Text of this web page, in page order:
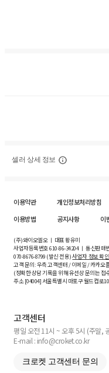
셀러 상세 정보
이용약관 개인정보처리방침
이용방법
공지사항 이
(주)와이오엘오 ㅣ 대표 황유미
사업자등록번호610-86-34204ㅣ 통신판매
070-8676-8799 (발신 전용)사업자 정보 확
고객 문의: 우측 고객센터 / 이메일 / 카카오
(정확한 상담 기록을 위해 유선상 문의는 접
주소 [04004] 서울특별시 마포구 월드컵로
고객센터
평일 오전 11시 ~ 오후 5시 (주말,
E-mail : info@croket.co.kr
크로켓 고객센터 문의